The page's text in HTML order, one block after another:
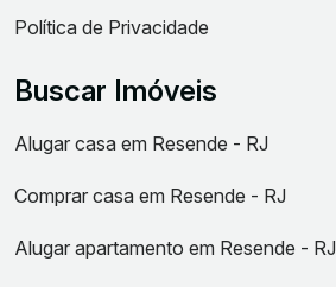
Política de Privacidade
Buscar Imóveis
Alugar casa em Resende - RJ
Comprar casa em Resende - RJ
Alugar apartamento em Resende - RJ